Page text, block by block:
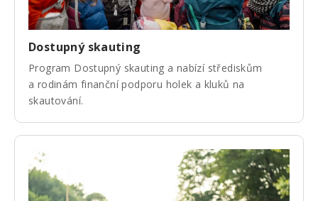
Dostupný skauting
Program Dostupný skauting a nabízí střediskům
a rodinám finanční podporu holek a kluků na
skautování.